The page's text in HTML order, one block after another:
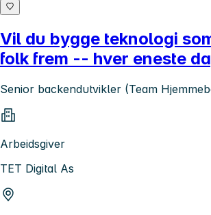
Vil du bygge teknologi
folk frem -- hver eneste
Senior backendutvikler (Team
Arbeidsgiver
TET Digital As